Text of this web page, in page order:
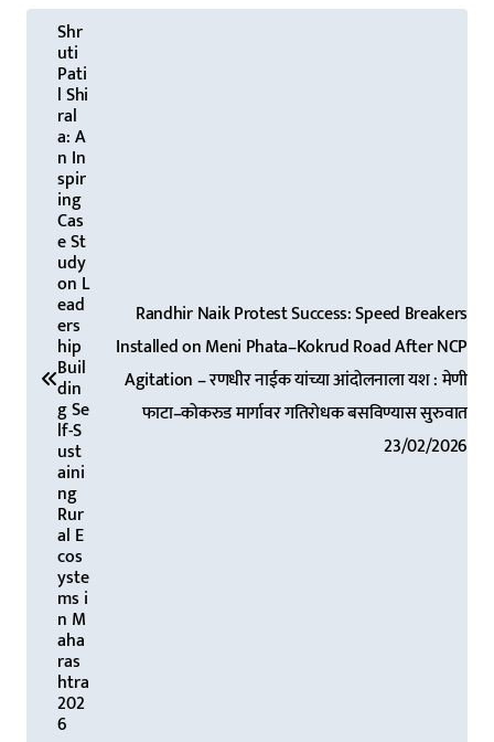
P Shr
uti
Pati
l Shi
ral
a: A
n In
spir
ing
Cas
e St
udy
on L
ead
ers
hip
Buil
din
g Se
lf-S
ust
aini
ng
Rur
al E
cos
yste
ms i
n M
aha
ras
htra
202
6
Randhir Naik Protest Success: Speed Breakers
Installed on Meni Phata–Kokrud Road After NCP
Agitation – रणधीर नाईक यांच्या आंदोलनाला यश : मेणी
फाटा–कोकरुड मार्गावर गतिरोधक बसविण्यास सुरुवात
23/02/2026